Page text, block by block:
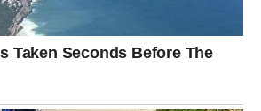
posebni trenuci.